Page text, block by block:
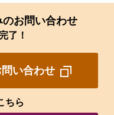
拡
お問い合わせ
了！
い合わせ
ちら